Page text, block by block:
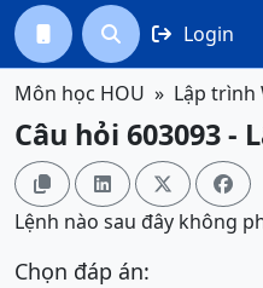
  Login
Môn học HOU Lập trình
Câu hỏi 603093 -
   
Lệnh nào sau đây không
Chọn đáp án: